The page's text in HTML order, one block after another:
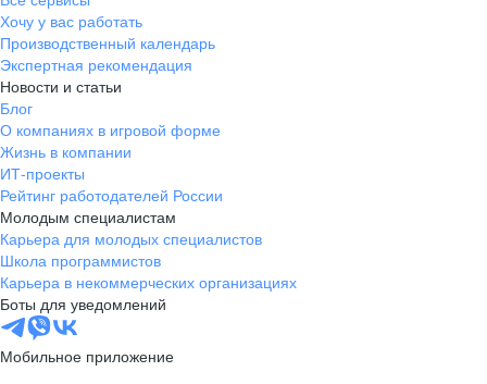
пер. Ланинский д. 4, офис 3.4
+7 423 202-33-28
pr@dv.hh.ru
Новосибирск
ул. Большевистская, д. 35,
помещение 21
+7 383 207-94-64
pr@nsk.hh.ru
Минск
пр-т Дзержинского, д. 57,
10 этаж, помещение 45-1
Хочу у вас работать
Производственный календарь
Экспертная рекомендация
Новости и статьи
Блог
О компаниях в игровой форме
Жизнь в компании
ИТ-проекты
Рейтинг работодателей России
Молодым специалистам
Карьера для молодых специалистов
Школа программистов
Карьера в некоммерческих организациях
Боты для уведомлений
Мобильное приложение